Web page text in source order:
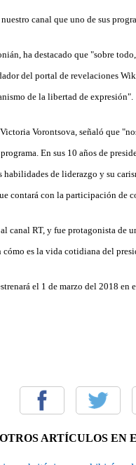
canal que uno de sus
ha destacado que "sobre
del portal de revelaciones
de la libertad de expresión".
Vorontsova, señaló que
En sus 10 años de
de liderazgo y su
contará con la participación de
canal RT, y fue protagonista de
es la vida cotidiana del
el 1 de marzo del 2018 en
OTROS ARTÍCULOS EN